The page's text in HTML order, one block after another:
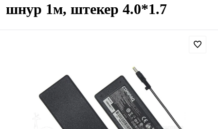
шнур 1м, штекер 4.0*1.7